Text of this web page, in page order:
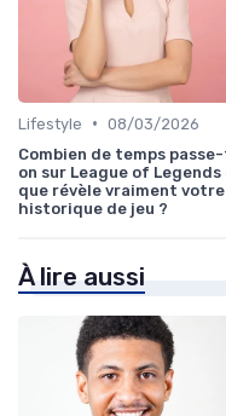
Lifestyle • 08/03/2026
Combien de temps
on sur League of Legends
que révèle vraiment votre
historique de jeu ?
À lire aussi